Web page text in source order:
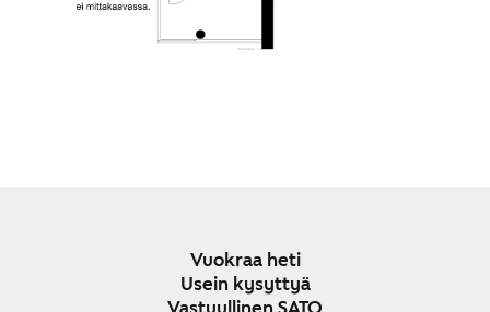
Vuokraa heti
Usein kysyttyä